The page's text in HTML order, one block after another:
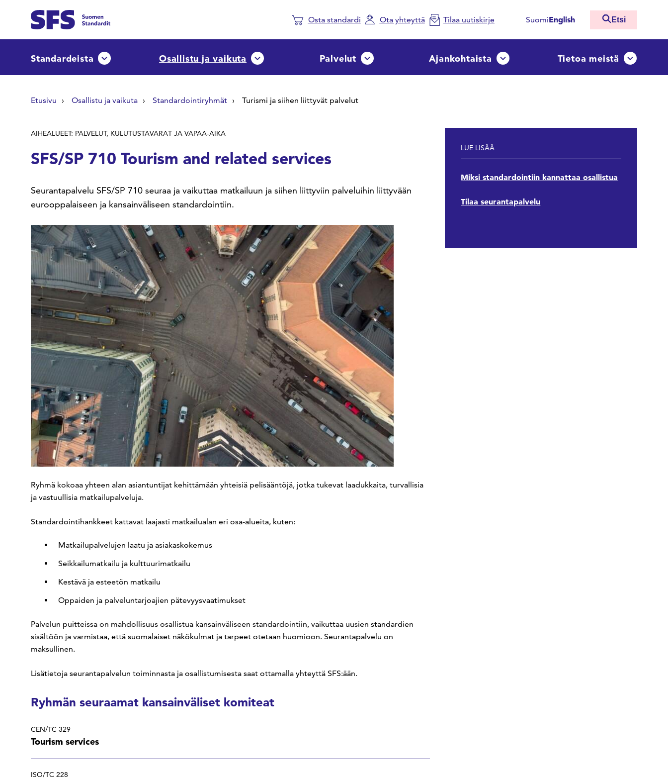
Osta standardi Ota yhteyttä Tilaa uutiskirje SuomiEnglish Etsi
Standardeista Avaa tai sulje pudotusvalikkoOsallistu ja vaikuta Avaa tai sulje pudotusvalikko
Palvelut Avaa tai sulje pudotusvalikkoAjankohtaista Avaa tai sulje pudotusvalikkoTietoa meistä Avaa tai
Etusivu Osallistu ja vaikuta Standardointiryhmät Turismi ja siihen liittyvät palvelut
AIHEALUEET: PALVELUT, KULUTUSTAVARAT JA VAPAA-AIKA
SFS/SP 710 Tourism and related services
Seurantapalvelu SFS/SP 710 seuraa ja vaikuttaa matkailuun ja siihen liittyviin palveluihin liittyvään
eurooppalaiseen ja kansainväliseen standardointiin.
Ryhmä kokoaa yhteen alan asiantuntijat kehittämään yhteisiä pelisääntöjä, jotka tukevat laadukkaita, turvallisia
ja vastuullisia matkailupalveluja.
Standardointihankkeet kattavat laajasti matkailualan eri osa-alueita, kuten:
Matkailupalvelujen laatu ja asiakaskokemus
Seikkailumatkailu ja kulttuurimatkailu
Kestävä ja esteetön matkailu
Oppaiden ja palveluntarjoajien pätevyysvaatimukset
Palvelun puitteissa on mahdollisuus osallistua kansainväliseen standardointiin, vaikuttaa uusien standardien
sisältöön ja varmistaa, että suomalaiset näkökulmat ja tarpeet otetaan huomioon. Seurantapalvelu on
maksullinen.
Lisätietoja seurantapalvelun toiminnasta ja osallistumisesta saat ottamalla yhteyttä SFS:ään.
Ryhmän seuraamat kansainväliset komiteat
CEN/TC 329
Tourism services
ISO/TC 228
LUE LISÄÄ
Miksi standardointiin kannattaa osallistua
Tilaa seurantapalvelu